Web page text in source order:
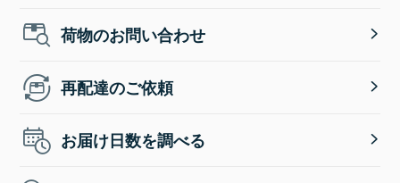
荷物のお問い合わせ
再配達のご依頼
お届け日数を調べる